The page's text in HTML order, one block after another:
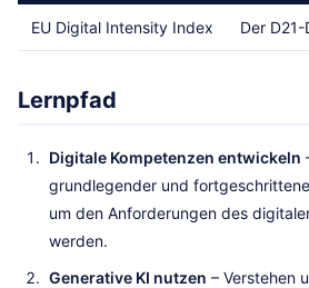
EU Digital Intensity Index Der
Lernpfad
Digitale Kompetenzen entwickeln
grundlegender und
um den Anforderungen des
werden.
Generative KI nutzen – Verstehen